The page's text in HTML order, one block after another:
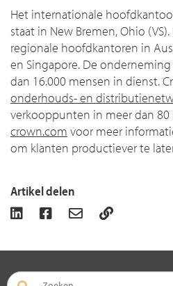
Het internationale
staat in New Bremen, Ohio
regionale hoofdkantoren in
en Singapore. De
dan 16.000 mensen in dienst.
onderhouds- en
verkooppunten in meer dan 80
crown.com voor meer
om klanten productiever te
Artikel delen